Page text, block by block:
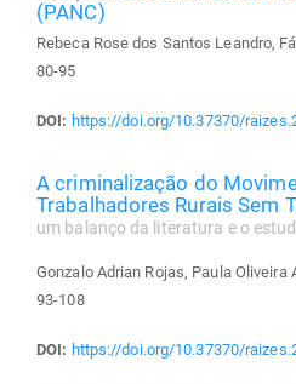
(PANC)
Rebeca Rose dos Santos Leandro,
80-95
DOI: https://doi.org/10.37370/
A criminalização do
Trabalhadores Rurais Sem
um balanço da literatura e o
Gonzalo Adrian Rojas, Paula Oliveira
93-108
DOI: https://doi.org/10.37370/